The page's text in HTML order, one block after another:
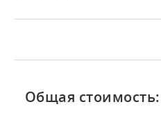
Общая стоимость: